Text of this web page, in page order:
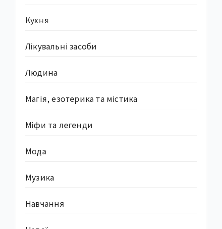
Кухня
Лікувальні засоби
Людина
Магія, езотерика та містика
Міфи та легенди
Мода
Музика
Навчання